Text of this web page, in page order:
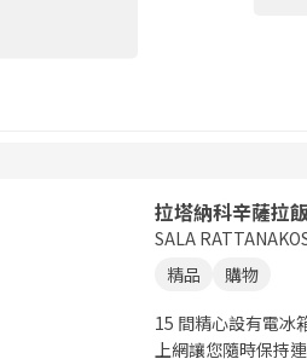
拉塔納科辛薩拉
SALA
精品
購物
15 間精心設有電冰
上網讓您隨時保持